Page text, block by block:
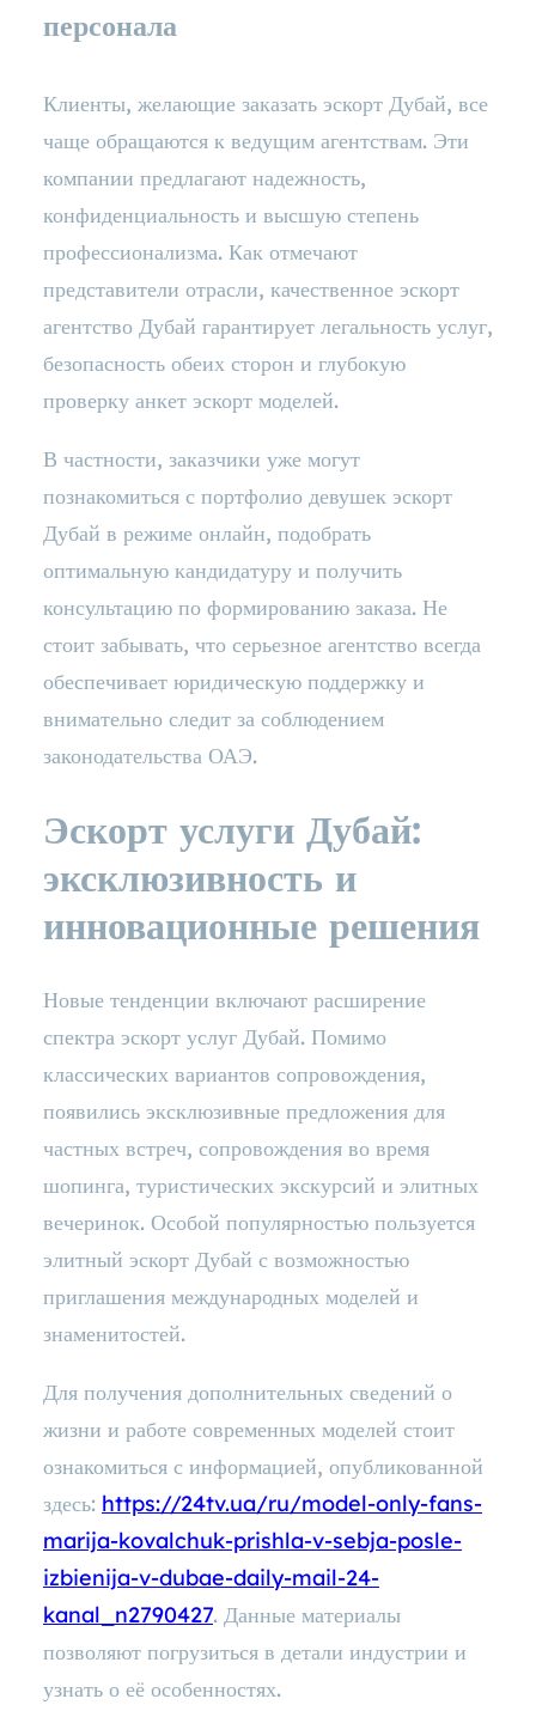
персонала
Клиенты, желающие заказать эскорт Дубай, все
чаще обращаются к ведущим агентствам. Эти
компании предлагают надежность,
конфиденциальность и высшую степень
профессионализма. Как отмечают
представители отрасли, качественное эскорт
агентство Дубай гарантирует легальность услуг,
безопасность обеих сторон и глубокую
проверку анкет эскорт моделей.
В частности, заказчики уже могут
познакомиться с портфолио девушек эскорт
Дубай в режиме онлайн, подобрать
оптимальную кандидатуру и получить
консультацию по формированию заказа. Не
стоит забывать, что серьезное агентство всегда
обеспечивает юридическую поддержку и
внимательно следит за соблюдением
законодательства ОАЭ.
Эскорт услуги Дубай:
эксклюзивность и
инновационные решения
Новые тенденции включают расширение
спектра эскорт услуг Дубай. Помимо
классических вариантов сопровождения,
появились эксклюзивные предложения для
частных встреч, сопровождения во время
шопинга, туристических экскурсий и элитных
вечеринок. Особой популярностью пользуется
элитный эскорт Дубай с возможностью
приглашения международных моделей и
знаменитостей.
Для получения дополнительных сведений о
жизни и работе современных моделей стоит
ознакомиться с информацией, опубликованной
здесь: https://24tv.ua/ru/model-only-fans-
marija-kovalchuk-prishla-v-sebja-posle-
izbienija-v-dubae-daily-mail-24-
kanal_n2790427. Данные материалы
позволяют погрузиться в детали индустрии и
узнать о её особенностях.